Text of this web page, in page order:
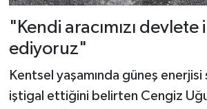
"Kendi aracımızı devlete
ediyoruz"
Kentsel yaşamında güneş
iştigal ettiğini belirten Cengiz